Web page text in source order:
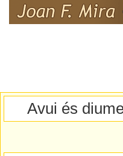
Avui és